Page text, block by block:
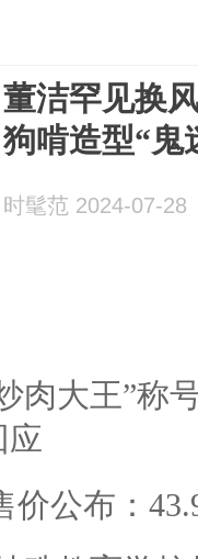
董洁罕见换
狗啃造型“鬼
时髦范 2024-07-28
肉大王”称
应
价公布：